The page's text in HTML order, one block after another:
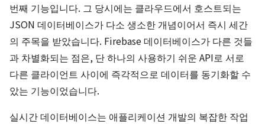
번째 기능입니다. 그 당시에는 클라우드에서 호스트되는
JSON 데이터베이스가 다소 생소한 개념이어서 즉시 세간
의 주목을 받았습니다. Firebase 데이터베이스가 다른 것들
과 차별화되는 점은, 단 하나의 사용하기 쉬운 API로 서로
다른 클라이언트 사이에 즉각적으로 데이터를 동기화할 수
았는 기능이었습니다.
실시간 데이터베이스는 애플리케이션 개발의 복잡한 작업